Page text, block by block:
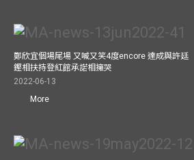
鄭欣宜個場尾場 又喊又笑4度encore 達成與許廷
鏗相扶持登紅館承諾相擁哭
2022-06-13
More